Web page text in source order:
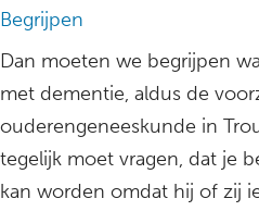
Begrijpen
Dan moeten we begrijpen
met dementie, aldus de
ouderengeneeskunde in
tegelijk moet vragen, dat je
kan worden omdat hij of zij